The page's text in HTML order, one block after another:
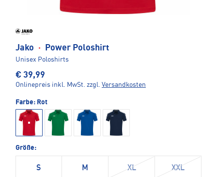
Jako · Power Poloshirt
Unisex Poloshirts
€ 39,99
Onlinepreis inkl. MwSt. zzgl. Versandkosten
Farbe: Rot
Größe:
S M XL XXL